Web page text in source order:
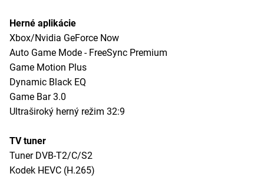
Herné aplikácie
Xbox/Nvidia GeForce Now
Auto Game Mode - FreeSync Premium
Game Motion Plus
Dynamic Black EQ
Game Bar 3.0
Ultraširoký herný režim 32:9
TV tuner
Tuner DVB-T2/C/S2
Kodek HEVC (H.265)